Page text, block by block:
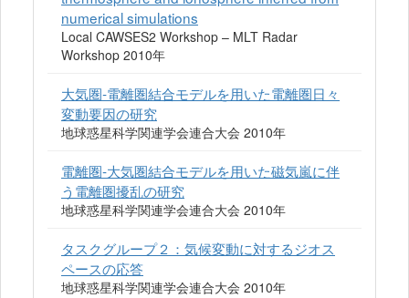
numerical simulations
Local CAWSES2 Workshop – MLT Radar
Workshop 2010年
大気圏‐電離圏結合モデルを用いた電離圏日々
変動要因の研究
地球惑星科学関連学会連合大会 2010年
電離圏-大気圏結合モデルを用いた磁気嵐に伴
う電離圏擾乱の研究
地球惑星科学関連学会連合大会 2010年
タスクグループ２：気候変動に対するジオス
ペースの応答
地球惑星科学関連学会連合大会 2010年